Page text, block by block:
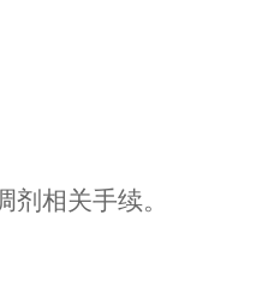
相关手续。